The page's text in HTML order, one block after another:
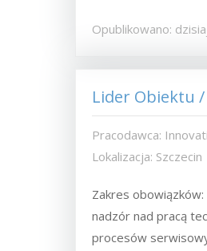
Opublikowano:
Lider Obiektu
Pracodawca:
Lokalizacja: Szczecin
Zakres
nadzór nad pracą
procesów